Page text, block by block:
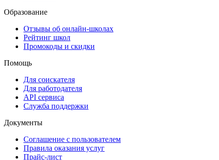
Образование
Отзывы об онлайн-школах
Рейтинг школ
Промокоды и скидки
Помощь
Для соискателя
Для работодателя
API сервиса
Служба поддержки
Документы
Соглашение с пользователем
Правила оказания услуг
Прайс-лист